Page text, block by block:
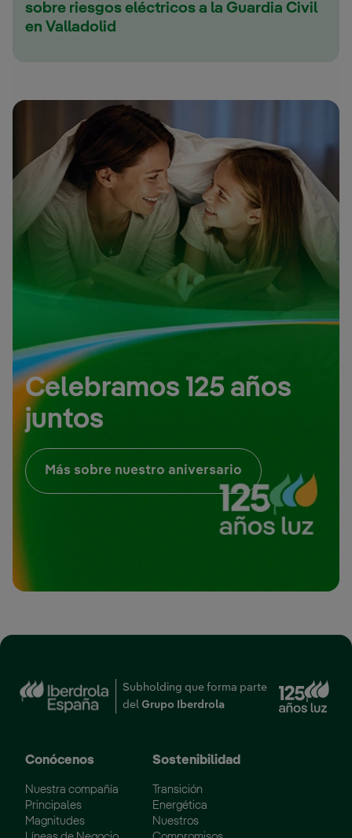
sobre riesgos eléctricos a la Guardia Civil
en Valladolid
Celebramos 125 años
juntos
Más sobre nuestro aniversario Enlace externo,
Subholding que forma parte
del Grupo Iberdrola
Conócenos
Nuestra compañía
Principales
Magnitudes
Sostenibilidad
Transición
Energética
Nuestros